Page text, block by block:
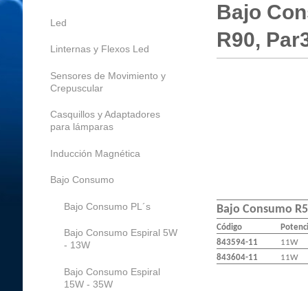
Bajo
R90,
Bajo Consumo
Código
843594-11
11W
843604-11
11W
Led
Linternas y Flexos Led
Sensores de Movimiento y
Crepuscular
Casquillos y Adaptadores
para lámparas
Inducción Magnética
Bajo Consumo
Bajo Consumo PL´s
Bajo Consumo Espiral 5W
- 13W
Bajo Consumo Espiral
15W - 35W